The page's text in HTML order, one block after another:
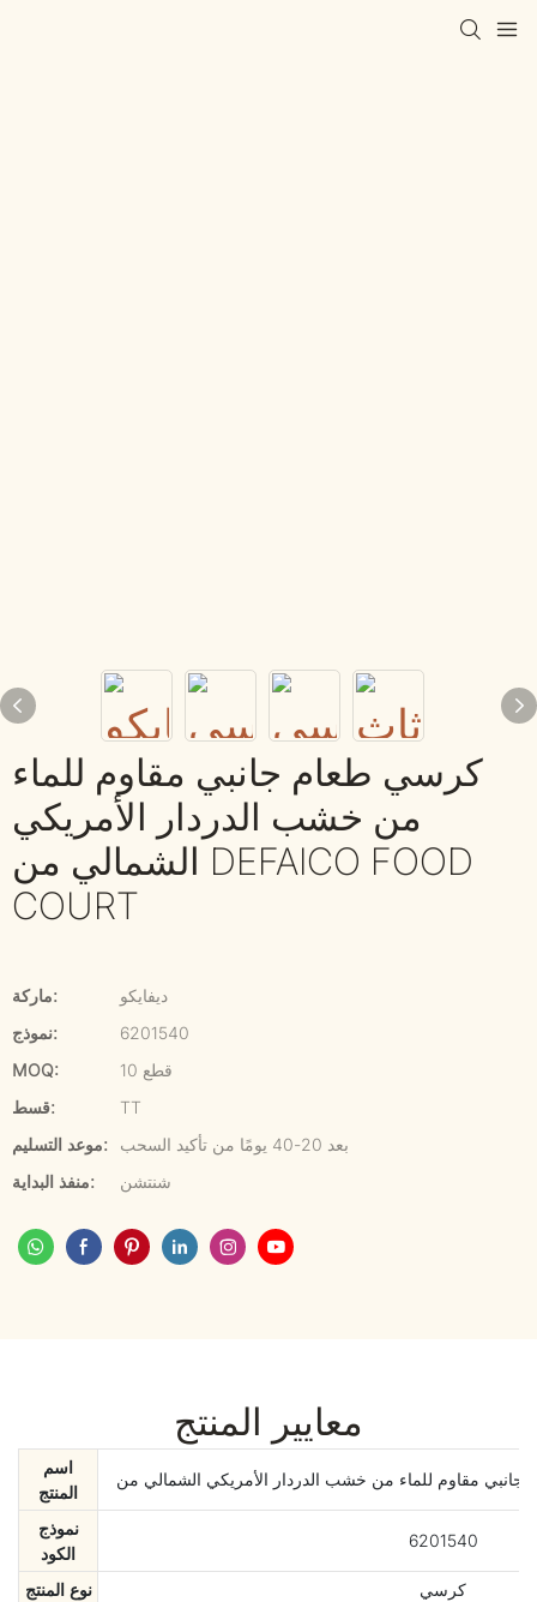
كرسي طعام جانبي مقاوم للماء
من خشب الدردار الأمريكي
الشمالي من DEFAICO FOOD
COURT
ماركة:
ديفايكو
نموذج:
6201540
MOQ:
10 قطع
قسط:
TT
موعد التسليم:
بعد 20-40 يومًا من تأكيد السحب
منفذ البداية:
شنتشن
معايير المنتج
اسم
المنتج
نموذج
الكود
6201540
نوع المنتج
كرسي